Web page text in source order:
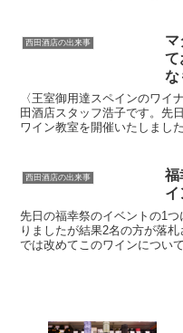
西田酒店の出来事
て
な
〈王室御用達スペインのワイ
田酒店スタッフ浩子です。先
ワイン教室を開催いたしまし
西田酒店の出来事
福
イ
先日の福幸祭のイベントの1
りましたが結果2名の方が落
では改めてこのワインについ